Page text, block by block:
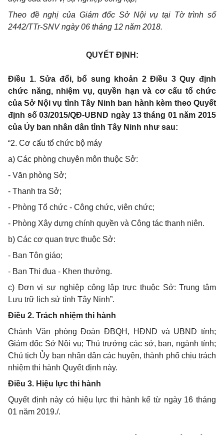
Theo đề nghị của Giám đốc Sở Nội vụ tại Tờ trình số
2442/TTr-SNV ngày 06 tháng 12 năm 2018.
QUYẾT ĐỊNH:
Điều 1. Sửa đổi, bổ sung khoản 2 Điều 3 Quy định
chức năng, nhiệm vụ, quyền hạn và cơ cấu tổ chức
của Sở Nội vụ tỉnh Tây Ninh ban hành kèm theo Quyết
định số 03/2015/QĐ-UBND ngày 13 tháng 01 năm 2015
của Ủy ban nhân dân tỉnh Tây Ninh như sau:
“2. Cơ cấu tổ chức bộ máy
a) Các phòng chuyên môn thuộc Sở:
- Văn phòng Sở;
- Thanh tra Sở;
- Phòng Tổ chức - Công chức, viên chức;
- Phòng Xây dựng chính quyền và Công tác thanh niên.
b) Các cơ quan trực thuộc Sở:
- Ban Tôn giáo;
- Ban Thi đua - Khen thưởng.
c) Đơn vị sự nghiệp công lập trực thuộc Sở: Trung tâm
Lưu trữ lịch sử tỉnh Tây Ninh”.
Điều 2. Trách nhiệm thi hành
Chánh Văn phòng Đoàn ĐBQH, HĐND và UBND tỉnh;
Giám đốc Sở Nội vụ; Thủ trưởng các sở, ban, ngành tỉnh;
Chủ tịch Ủy ban nhân dân các huyện, thành phố chịu trách
nhiệm thi hành Quyết định này.
Điều 3. Hiệu lực thi hành
Quyết định này có hiệu lực thi hành kể từ ngày 16 tháng
01 năm 2019./.